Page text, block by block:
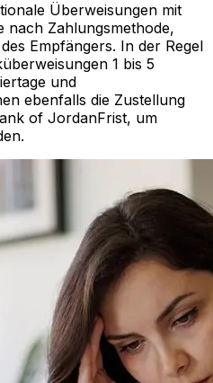
Überweisungen mit
nach Zahlungsmethode,
Empfängers. In der Regel
1 bis 5
und
ebenfalls die Zustellung
of JordanFrist, um